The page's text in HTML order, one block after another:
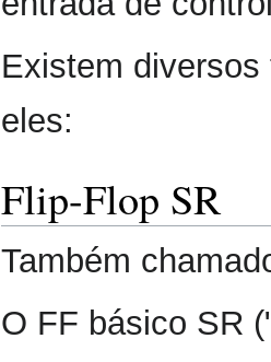
Existem
eles:
Flip-Flop SR
Também
O FF básico SR